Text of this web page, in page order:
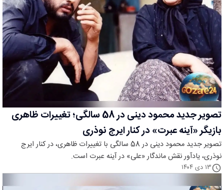
تصویر جدید محمود دینی در 58 سالگی؛ تغییرات ظاهری
بازیگر «آینه عبرت» در کنار ایرج نوذری
تصویر جدید محمود دینی در 58 سالگی با تغییرات ظاهری، در کنار ایرج
نوذری، یادآور نقش ماندگار «علی» در آینه عبرت است.
۱۳ دی ۱۴۰۴